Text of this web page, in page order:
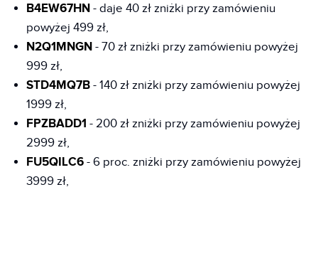
B4EW67HN - daje 40 zł zniżki przy zamówieniu
powyżej 499 zł,
N2Q1MNGN - 70 zł zniżki przy zamówieniu powyżej
999 zł,
STD4MQ7B - 140 zł zniżki przy zamówieniu powyżej
1999 zł,
FPZBADD1 - 200 zł zniżki przy zamówieniu powyżej
2999 zł,
FU5QILC6 - 6 proc. zniżki przy zamówieniu powyżej
3999 zł,